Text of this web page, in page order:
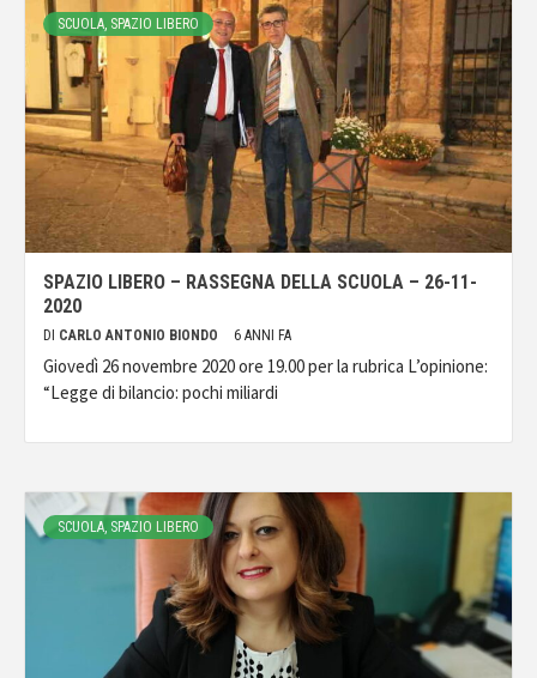
SCUOLA, SPAZIO LIBERO
SPAZIO LIBERO – RASSEGNA DELLA SCUOLA – 26-11-
2020
DI CARLO ANTONIO BIONDO 6 ANNI FA
Giovedì 26 novembre 2020 ore 19.00 per la rubrica L’opinione:
“Legge di bilancio: pochi miliardi
SCUOLA, SPAZIO LIBERO